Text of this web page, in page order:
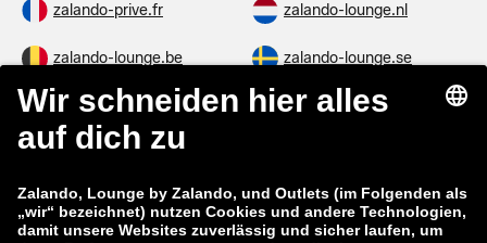
zalando-prive.fr zalando-lounge.nl
zalando-lounge.be zalando-lounge.se
zalando-lounge.fi zalando-lounge.dk
zalando-lounge.co.uk
zalando-prive.es zalando-lounge.cz